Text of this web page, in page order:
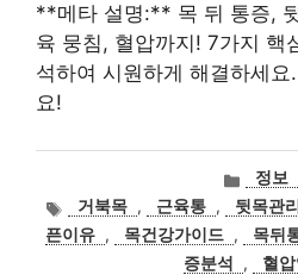
**메타 설명:** 목 뒤 통증,
육 뭉침, 혈압까지! 7가지 핵
석하여 시원하게 해결하세
요!
카
테
고
리
정보
태
그
거북목 , 근육통 , 뒷목관리
픈이유 , 목건강가이드 , 목뒤
증분석
, 혈